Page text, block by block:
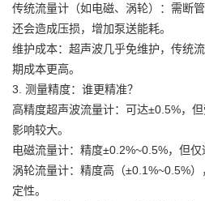
传统流量计（如电磁、涡轮）：需断
还会造成压损，增加泵送能耗。
维护成本：超声波几乎免维护，传统
期成本更高。
3. 测量精度：谁更精准？
高精度超声波流量计：可达±0.5%，
影响较大。
电磁流量计：精度±0.2%~0.5%，但仅
涡轮流量计：精度高（±0.1%~0.5%
定性。